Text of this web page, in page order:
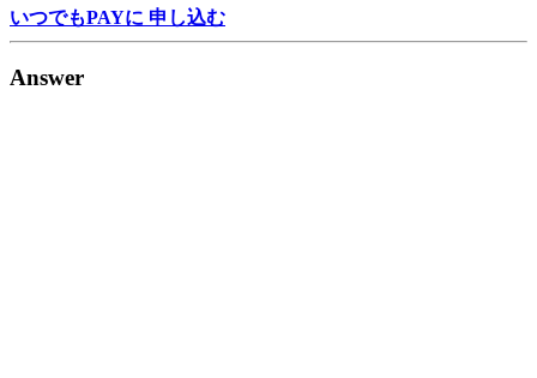
いつでもPAYに 申し込む
Answer